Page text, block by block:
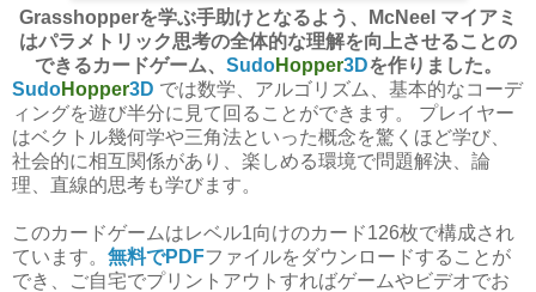
Grasshopperを学ぶ手助けとなるよう、McNeel マイアミ
はパラメトリック思考の全体的な理解を向上させることの
できるカードゲーム、 SudoHopper3Dを作りました。
SudoHopper3D では数学、アルゴリズム、基本的なコーデ
ィングを遊び半分に見て回ることができます。 プレイヤー
はベクトル幾何学や三角法といった概念を驚くほど学び、
社会的に相互関係があり、楽しめる環境で問題解決、論
理、直線的思考も学びます。
このカードゲームはレベル1向けのカード126枚で構成され
ています。 無料でPDFファイルをダウンロードすることが
でき、ご自宅でプリントアウトすればゲームやビデオでお